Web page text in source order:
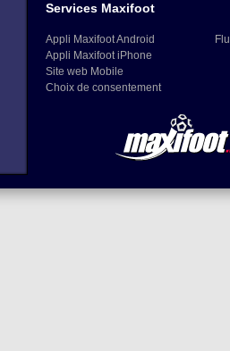
Services Maxifoot
Appli Maxifoot Android
Appli Maxifoot iPhone
Site web Mobile
Choix de consentement